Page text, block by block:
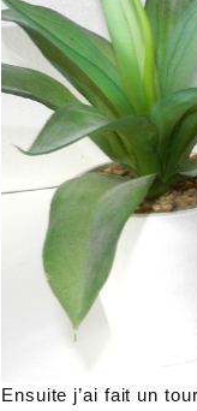
Ensuite j’ai fait un